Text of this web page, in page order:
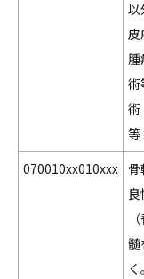
皮
腫
術
等
070010xx010xxx 骨
髄